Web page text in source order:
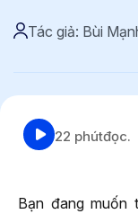
Tác giả: Bùi
22 phútđọc.
Bạn đang muốn